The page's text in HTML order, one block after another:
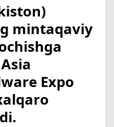
mintaqaviy
Expo